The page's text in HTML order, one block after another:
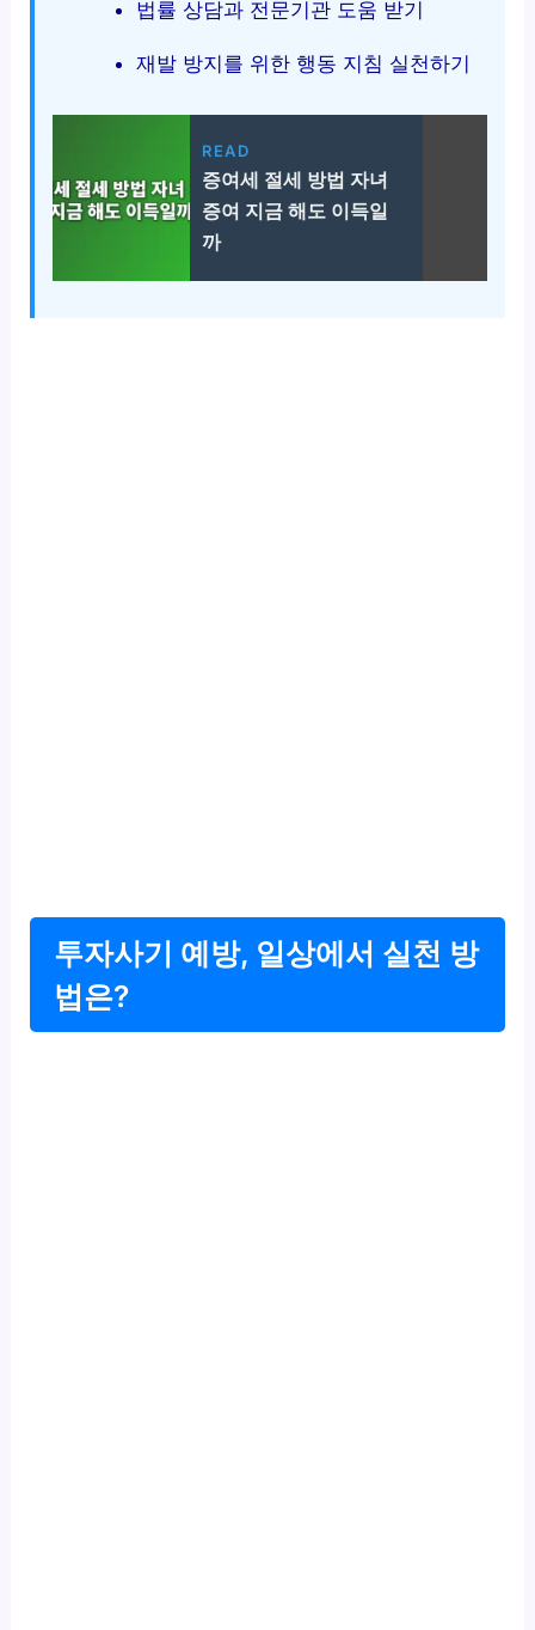
법률 상담과 전문기관 도움 받기
재발 방지를 위한 행동 지침 실천하기
READ
증여세 절세 방법 자녀
증여 지금 해도 이득일
까
투자사기 예방, 일상에서 실천 방
법은?